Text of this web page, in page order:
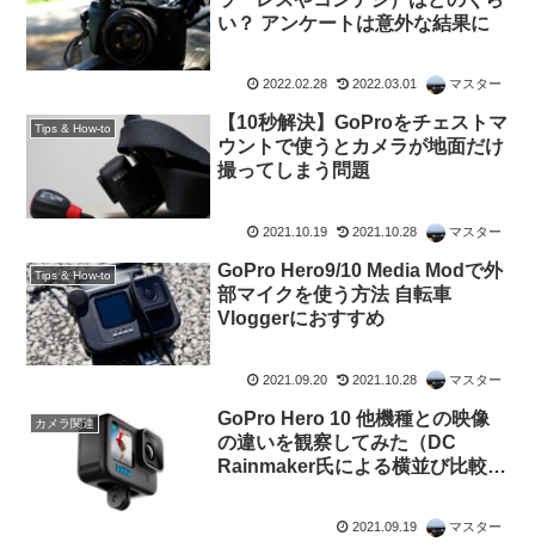
い？ アンケートは意外な結果に
2022.02.28 2022.03.01 マスター
Tips & How-to
【10秒解決】GoProをチェストマ
ウントで使うとカメラが地面だけ
撮ってしまう問題
2021.10.19 2021.10.28 マスター
Tips & How-to
GoPro Hero9/10 Media Modで外
部マイクを使う方法 自転車
Vloggerにおすすめ
2021.09.20 2021.10.28 マスター
カメラ関連
GoPro Hero 10 他機種との映像
の違いを観察してみた（DC
Rainmaker氏による横並び比較動
2021.09.19 マスター